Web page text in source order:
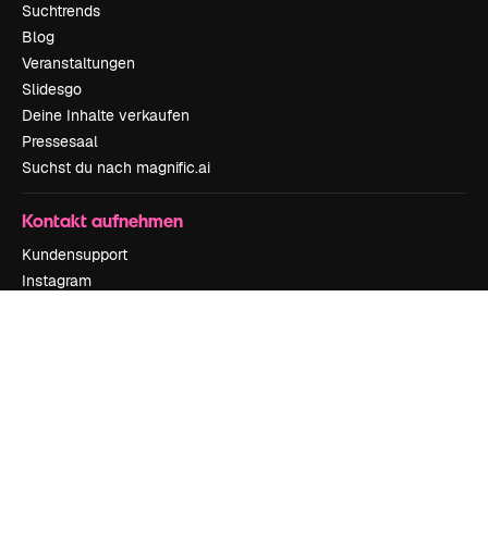
Suchtrends
Blog
Veranstaltungen
Slidesgo
Deine Inhalte verkaufen
Pressesaal
Suchst du nach magnific.ai
Kontakt aufnehmen
Kundensupport
Instagram